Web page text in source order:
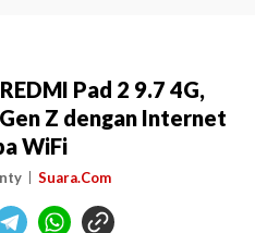
Pad 2 9.7 4G,
Z dengan Internet
WiFi
Suara.Com